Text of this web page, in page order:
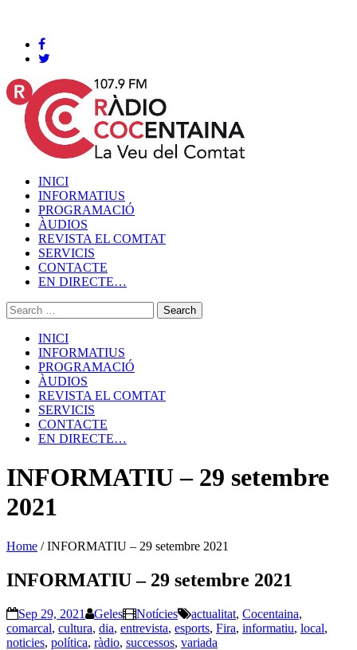
INICI
INFORMATIUS
PROGRAMACIÓ
ÀUDIOS
REVISTA EL COMTAT
SERVICIS
CONTACTE
EN DIRECTE…
INICI
INFORMATIUS
PROGRAMACIÓ
ÀUDIOS
REVISTA EL COMTAT
SERVICIS
CONTACTE
EN DIRECTE…
INFORMATIU – 29 setembre
2021
Home /INFORMATIU – 29 setembre 2021
INFORMATIU – 29 setembre 2021
Sep 29, 2021 Geles Notícies actualitat, Cocentaina,
comarcal, cultura, dia, entrevista, esports, Fira, informatiu, local,
noticies, política, ràdio, successos, variada